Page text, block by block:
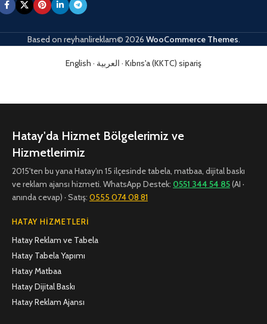
Based on reyhanlireklam© 2026 WooCommerce Themes.
English · العربية · Kıbrıs'a (KKTC) sipariş
Hatay'da Hizmet Bölgelerimiz ve
Hizmetlerimiz
2015'ten bu yana Hatay'ın 15 ilçesinde tabela, matbaa, dijital baskı
ve reklam ajansı hizmeti. WhatsApp Destek: 0551 344 54 85(AI ·
anında cevap) · Satış: 0555 074 08 81
HATAY HIZMETLERI
Hatay Reklam ve Tabela
Hatay Tabela Yapımı
Hatay Matbaa
Hatay Dijital Baskı
Hatay Reklam Ajansı